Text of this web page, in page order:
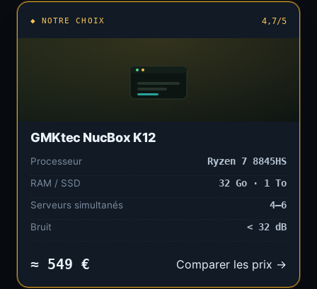
◆ NOTRE CHOIX 4,7/5
GMKtec NucBox K12
Processeur
Ryzen 7 8845HS
RAM / SSD
32 Go · 1 To
Serveurs simultanés
4–6
Bruit
< 32 dB
≈ 549 € Comparer les prix →